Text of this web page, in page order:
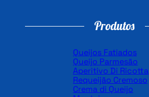
Produtos
Queijos Fatiados
Queijo Parmesão
Aperitivo Di Ricotta
Requeijão Cremoso
Crema di Queijo